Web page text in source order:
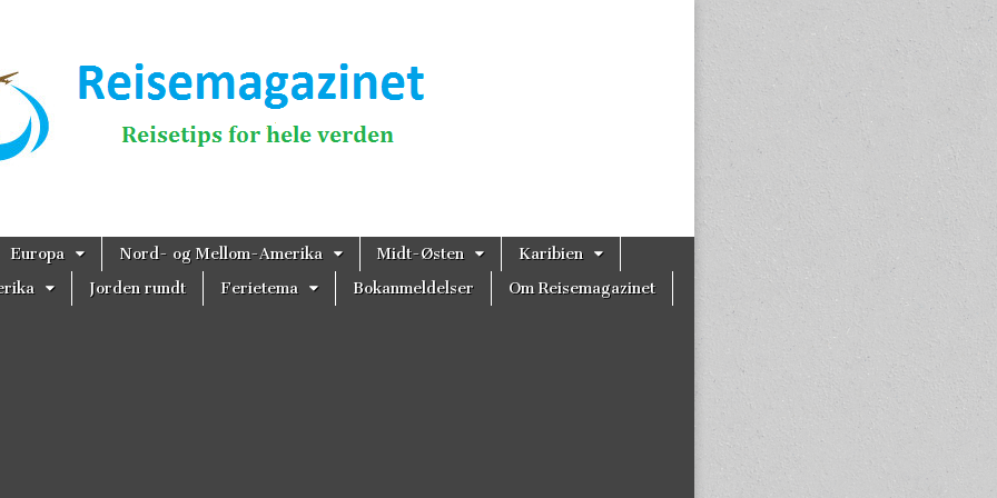
Europa Nord- og Mellom-Amerika Midt-Østen
Karibien
Jorden rundt Ferietema Bokanmeldelser Om Reisemagazinet